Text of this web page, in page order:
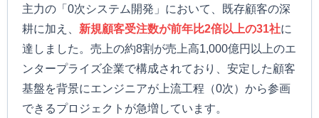
主力の「0次システム開発」において、既存顧客の深
耕に加え、 新規顧客受注数が前年比2倍以上の31社に
達しました。売上の約8割が売上高1,000億円以上のエ
ンタープライズ企業で構成されており、安定した顧客
基盤を背景にエンジニアが上流工程（0次）から参画
できるプロジェクトが急増しています。